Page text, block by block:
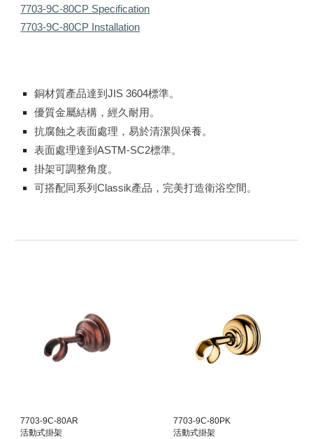
7703-9C-80CP Specification
7703-9C-80CP Installation
銅材質產品達到JIS 3604標準。
優質金屬結構，經久耐用。
抗腐蝕之表面處理，易於清潔與保養。
表面處理達到ASTM-SC2標準。
掛架可調整角度。
可搭配同系列Classik產品，完美打造衛浴空間。
7703-9C-80AR
活動式掛架
7703-9C-80PK
活動式掛架